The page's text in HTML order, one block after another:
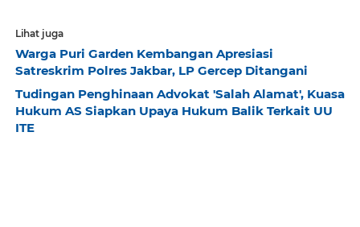
Lihat juga
Warga Puri Garden Kembangan Apresiasi
Satreskrim Polres Jakbar, LP Gercep Ditangani
​Tudingan Penghinaan Advokat 'Salah Alamat', Kuasa
Hukum AS Siapkan Upaya Hukum Balik Terkait UU
ITE